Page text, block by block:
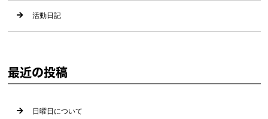
活動日記
最近の投稿
日曜日について